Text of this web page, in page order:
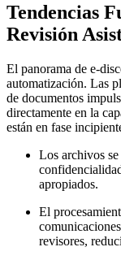
Tendencias
Revisión
El panorama de
automatización. Las
de documentos
directamente en la
están en fase
Los archivos
apropiados.
El
revisores,